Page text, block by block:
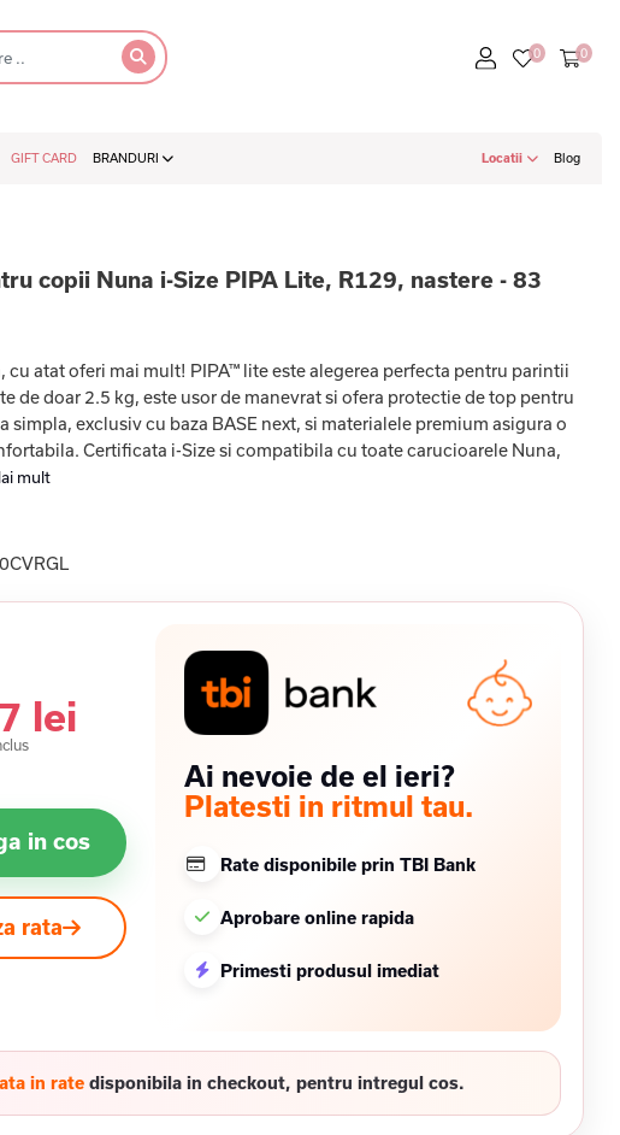
GIFT CARD BRANDURI Locatii Blog
copii Nuna i-Size PIPA Lite, R129, nastere - 83
cu atat oferi mai mult! PIPA™ lite este alegerea perfecta pentru parintii
de doar 2.5 kg, este usor de manevrat si ofera protectie de top pentru
simpla, exclusiv cu baza BASE next, si materialele premium asigura o
Certificata i-Size si compatibila cu toate carucioarele Nuna,
mult
lei
in cos
rata
Ai nevoie de el ieri?
Platesti in ritmul tau.
Rate disponibile prin TBI Bank
Aprobare online rapida
Primesti produsul imediat
in rate disponibila in checkout, pentru intregul cos.